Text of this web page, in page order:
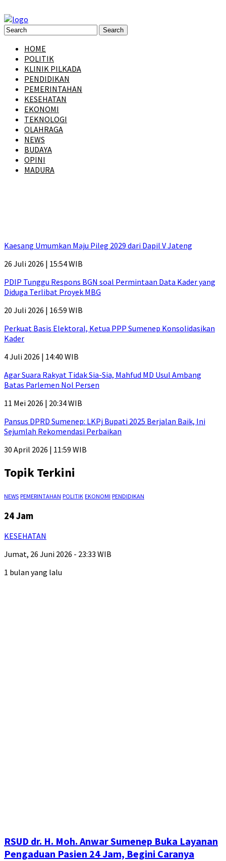
HOME
POLITIK
KLINIK PILKADA
PENDIDIKAN
PEMERINTAHAN
KESEHATAN
EKONOMI
TEKNOLOGI
OLAHRAGA
NEWS
BUDAYA
OPINI
MADURA
Kaesang Umumkan Maju Pileg 2029 dari Dapil V Jateng
26 Juli 2026 | 15:54 WIB
PDIP Tunggu Respons BGN soal Permintaan Data Kader yang
Diduga Terlibat Proyek MBG
20 Juli 2026 | 16:59 WIB
Perkuat Basis Elektoral, Ketua PPP Sumenep Konsolidasikan
Kader
4 Juli 2026 | 14:40 WIB
Agar Suara Rakyat Tidak Sia-Sia, Mahfud MD Usul Ambang
Batas Parlemen Nol Persen
11 Mei 2026 | 20:34 WIB
Pansus DPRD Sumenep: LKPj Bupati 2025 Berjalan Baik, Ini
Sejumlah Rekomendasi Perbaikan
30 April 2026 | 11:59 WIB
Topik Terkini
NEWS PEMERINTAHAN POLITIK EKONOMI PENDIDIKAN
24 Jam
KESEHATAN
Jumat, 26 Juni 2026 - 23:33 WIB
1 bulan yang lalu
RSUD dr. H. Moh. Anwar Sumenep Buka Layanan
Pengaduan Pasien 24 Jam, Begini Caranya